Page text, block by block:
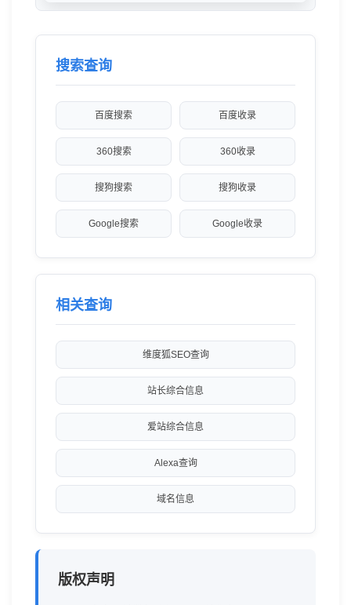
搜索查询
百度搜索 百度收录
360搜索 360收录
搜狗搜索 搜狗收录
Google搜索 Google收录
相关查询
维度狐SEO查询
站长综合信息
爱站综合信息
Alexa查询
域名信息
版权声明